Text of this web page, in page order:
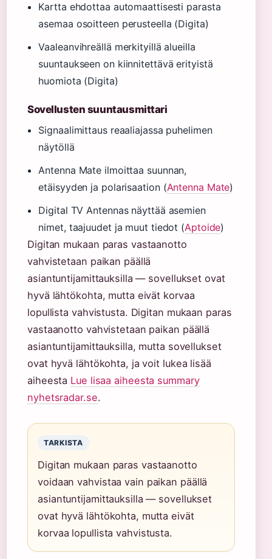
Kartta ehdottaa automaattisesti parasta
asemaa osoitteen perusteella (Digita)
Vaaleanvihreällä merkityillä alueilla
suuntaukseen on kiinnitettävä erityistä
huomiota (Digita)
Sovellusten suuntausmittari
Signaalimittaus reaaliajassa puhelimen
näytöllä
Antenna Mate ilmoittaa suunnan,
etäisyyden ja polarisaation (Antenna Mate)
Digital TV Antennas näyttää asemien
nimet, taajuudet ja muut tiedot (Aptoide)
Digitan mukaan paras vastaanotto
vahvistetaan paikan päällä
asiantuntijamittauksilla — sovellukset ovat
hyvä lähtökohta, mutta eivät korvaa
lopullista vahvistusta. Digitan mukaan paras
vastaanotto vahvistetaan paikan päällä
asiantuntijamittauksilla, mutta sovellukset
ovat hyvä lähtökohta, ja voit lukea lisää
aiheesta Lue lisaa aiheesta summary
nyhetsradar.se.
TARKISTA
Digitan mukaan paras vastaanotto
voidaan vahvistaa vain paikan päällä
asiantuntijamittauksilla — sovellukset
ovat hyvä lähtökohta, mutta eivät
korvaa lopullista vahvistusta.